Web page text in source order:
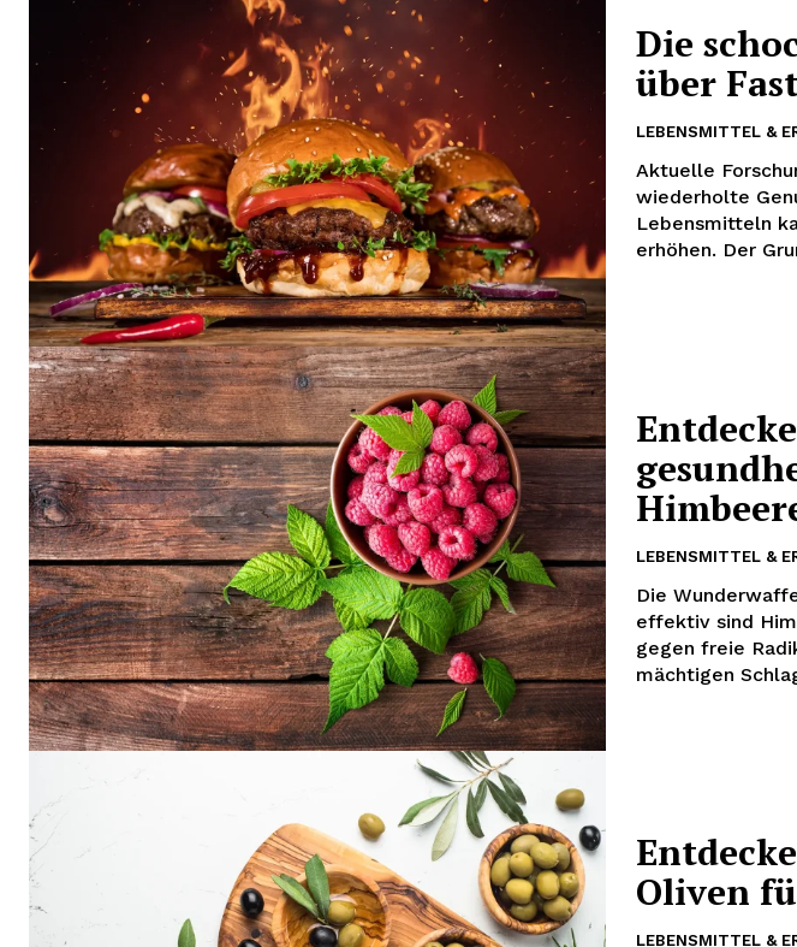
Die
über
LEBENSMITTEL &
Aktuelle
wiederholte
Lebensmitteln
erhöhen. Der
LEBENSMITTEL &
Die
effektiv sind
gegen freie
mächtigen
Oliven
LEBENSMITTEL &